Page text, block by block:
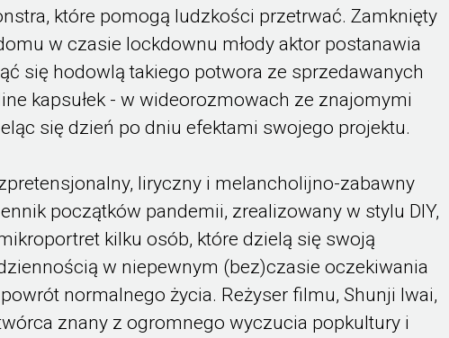
które pomogą ludzkości przetrwać. Zamknięty
w czasie lockdownu młody aktor postanawia
się hodowlą takiego potwora ze sprzedawanych
kapsułek - w wideorozmowach ze znajomymi
się dzień po dniu efektami swojego projektu.
liryczny i melancholijno-zabawny
początków pandemii, zrealizowany w stylu DIY,
kilku osób, które dzielą się swoją
w niepewnym (bez)czasie oczekiwania
normalnego życia. Reżyser filmu, Shunji Iwai,
znany z ogromnego wyczucia popkultury i